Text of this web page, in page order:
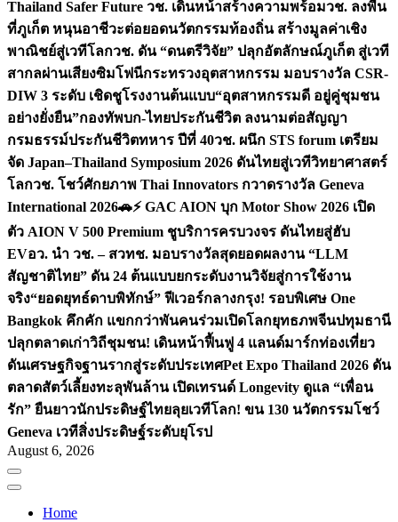
Thailand Safer Future วช. เดินหน้าสร้างความพร้อมวช. ลงพื้น
ที่ภูเก็ต หนุนอาชีวะต่อยอดนวัตกรรมท้องถิ่น สร้างมูลค่าเชิง
พาณิชย์สู่เวทีโลกวช. ดัน “ดนตรีวิจัย” ปลุกอัตลักษณ์ภูเก็ต สู่เวที
สากลผ่านเสียงซิมโฟนีกระทรวงอุตสาหกรรม มอบรางวัล CSR-
DIW 3 ระดับ เชิดชูโรงงานต้นแบบ“อุตสาหกรรมดี อยู่คู่ชุมชน
อย่างยั่งยืน”กองทัพบก-ไทยประกันชีวิต ลงนามต่อสัญญา
กรมธรรม์ประกันชีวิตทหาร ปีที่ 40วช. ผนึก STS forum เตรียม
จัด Japan–Thailand Symposium 2026 ดันไทยสู่เวทีวิทยาศาสตร์
โลกวช. โชว์ศักยภาพ Thai Innovators กวาดรางวัล Geneva
International 2026🚗⚡️ GAC AION บุก Motor Show 2026 เปิด
ตัว AION V 500 Premium ชูบริการครบวงจร ดันไทยสู่ฮับ
EVอว. นำ วช. – สวทช. มอบรางวัลสุดยอดผลงาน “LLM
สัญชาติไทย” ดัน 24 ต้นแบบยกระดับงานวิจัยสู่การใช้งาน
จริง“ยอดยุทธ์ดาบพิทักษ์” ฟีเวอร์กลางกรุง! รอบพิเศษ One
Bangkok คึกคัก แขกกว่าพันคนร่วมเปิดโลกยุทธภพจีนปทุมธานี
ปลุกตลาดเก่าวิถีชุมชน! เดินหน้าฟื้นฟู 4 แลนด์มาร์กท่องเที่ยว
ดันเศรษฐกิจฐานรากสู่ระดับประเทศPet Expo Thailand 2026 ดัน
ตลาดสัตว์เลี้ยงทะลุพันล้าน เปิดเทรนด์ Longevity ดูแล “เพื่อน
รัก” ยืนยาวนักประดิษฐ์ไทยลุยเวทีโลก! ขน 130 นวัตกรรมโชว์
Geneva เวทีสิ่งประดิษฐ์ระดับยุโรป
August 6, 2026
Home